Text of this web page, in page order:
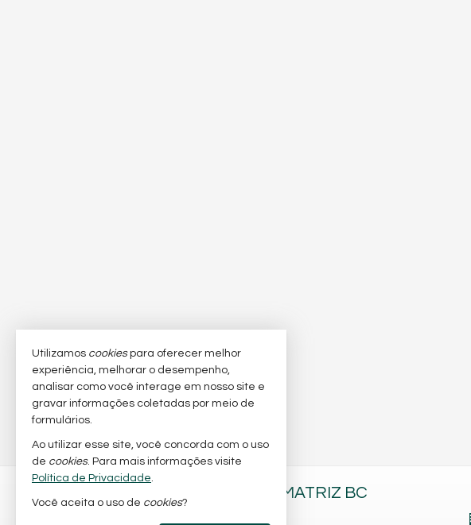
BARRA NOBRE IMÓVEIS - MATRIZ BC
Utilizamos cookiespara oferecer melhor
experiência, melhorar o desempenho,
analisar como você interage em nosso site e
gravar informações coletadas por meio de
formulários.
Ao utilizar esse site, você concorda com o uso
de cookies. Para mais informações visite
Política de Privacidade.
Você aceita o uso de cookies?